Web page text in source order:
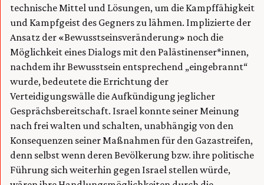
technische Mittel und Lösungen, um die Kampffähigkeit
und Kampfgeist des Gegners zu lähmen. Implizierte der
Ansatz der «Bewusstseinsveränderung» noch die
Möglichkeit eines Dialogs mit den Palästinenser*innen,
nachdem ihr Bewusstsein entsprechend „eingebrannt“
wurde, bedeutete die Errichtung der
Verteidigungswälle die Aufkündigung jeglicher
Gesprächsbereitschaft. Israel konnte seiner Meinung
nach frei walten und schalten, unabhängig von den
Konsequenzen seiner Maßnahmen für den Gazastreifen,
denn selbst wenn deren Bevölkerung bzw. ihre politische
Führung sich weiterhin gegen Israel stellen würde,